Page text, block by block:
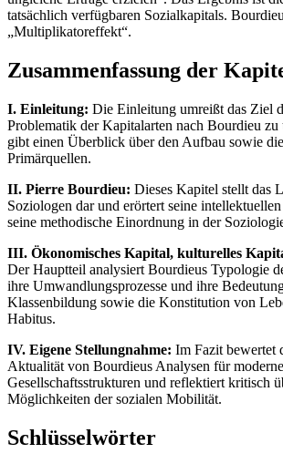
tatsächlich verfügbaren Sozialkapitals.
„Multiplikatoreffekt“.
Zusammenfassung der
I. Einleitung: Die Einleitung umreißt das Ziel
Problematik der Kapitalarten nach Bourdieu zu
gibt einen Überblick über den Aufbau sowie
Primärquellen.
II. Pierre Bourdieu: Dieses Kapitel stellt das
Soziologen dar und erörtert seine
seine methodische Einordnung in der
III. Ökonomisches Kapital, kulturelles
Der Hauptteil analysiert Bourdieus Typologie
ihre Umwandlungsprozesse und ihre
Klassenbildung sowie die Konstitution von
Habitus.
IV. Eigene Stellungnahme: Im Fazit bewertet
Aktualität von Bourdieus Analysen für moderne
Gesellschaftsstrukturen und reflektiert kritisch
Möglichkeiten der sozialen Mobilität.
Schlüsselwörter